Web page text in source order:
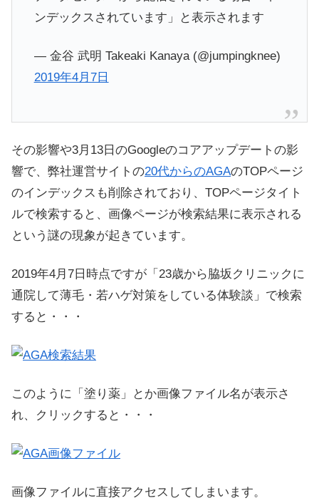
ンデックスされています」と表示されます
— 金谷 武明 Takeaki Kanaya (@jumpingknee)
2019年4月7日
その影響や3月13日のGoogleのコアアップデートの影
響で、弊社運営サイトの20代からのAGAのTOPページ
のインデックスも削除されており、TOPページタイト
ルで検索すると、画像ページが検索結果に表示される
という謎の現象が起きています。
2019年4月7日時点ですが「23歳から脇坂クリニックに
通院して薄毛・若ハゲ対策をしている体験談」で検索
すると・・・
このように「塗り薬」とか画像ファイル名が表示さ
れ、クリックすると・・・
画像ファイルに直接アクセスしてしまいます。